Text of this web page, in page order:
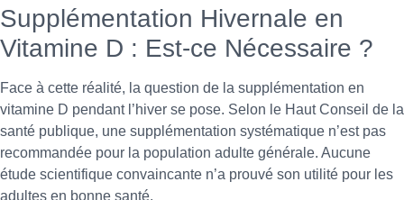
Supplémentation Hivernale en
Vitamine D : Est-ce Nécessaire ?
Face à cette réalité, la question de la supplémentation en
vitamine D pendant l’hiver se pose. Selon le Haut Conseil de la
santé publique, une supplémentation systématique n’est pas
recommandée pour la population adulte générale. Aucune
étude scientifique convaincante n’a prouvé son utilité pour les
adultes en bonne santé.